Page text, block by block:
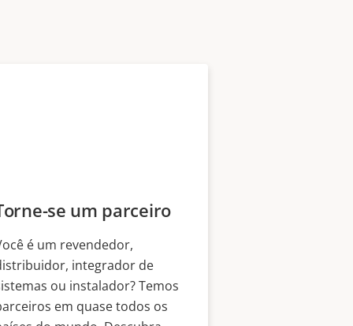
se um parceiro
é um revendedor,
integrador de
ou instalador? Temos
em quase todos os